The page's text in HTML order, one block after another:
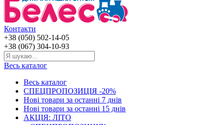
Контакти
+38 (050) 502-14-05
+38 (067) 304-10-93
Весь каталог
Весь каталог
СПЕЦПРОПОЗИЦІЯ -20%
Нові товари за останнi 7 днiв
Нові товари за останнi 15 днiв
АКЦІЯ: ЛІТО